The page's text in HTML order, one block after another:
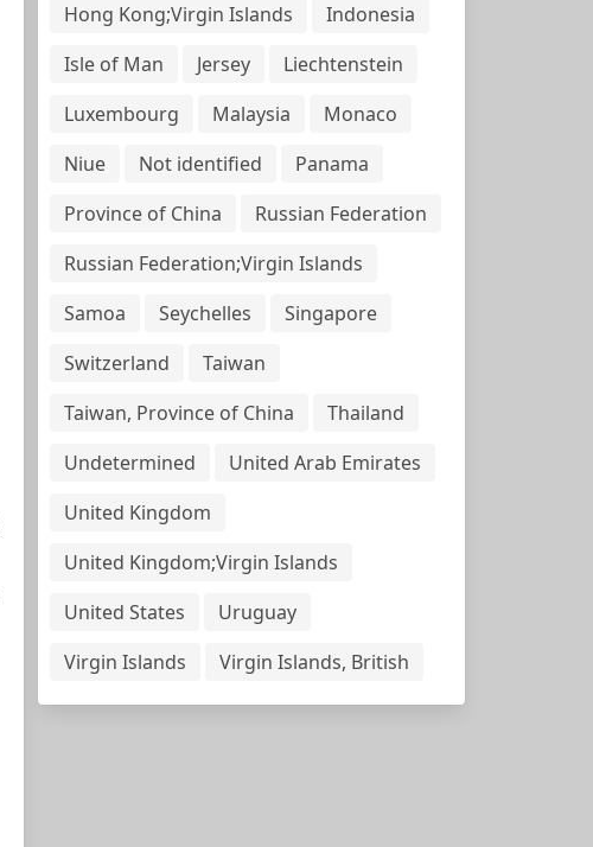
Hong Kong;Virgin Islands
Indonesia
Isle of Man
Jersey
Liechtenstein
Luxembourg
Malaysia
Monaco
Niue
Not identified
Panama
Province of China
Russian Federation
Russian Federation;Virgin Islands
Samoa
Seychelles
Singapore
Switzerland
Taiwan
Taiwan, Province of China
Thailand
Undetermined
United Arab Emirates
United Kingdom
United Kingdom;Virgin Islands
United States
Uruguay
Virgin Islands
Virgin Islands, British